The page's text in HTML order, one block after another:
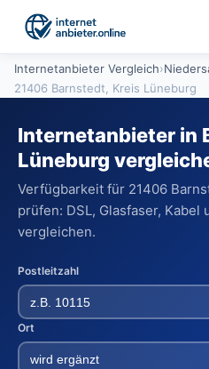
Internetanbieter Vergleich›
21406 Barnstedt, Kreis Lüneburg
Internetanbieter in
Lüneburg
Verfügbarkeit für 21406
prüfen: DSL, Glasfaser, Kabel
vergleichen.
Postleitzahl
Ort